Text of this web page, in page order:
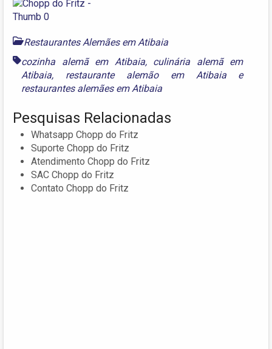
Restaurantes Alemães em Atibaia
cozinha alemã em Atibaia, culinária alemã em
Atibaia, restaurante alemão em Atibaiae
restaurantes alemães em Atibaia
Pesquisas Relacionadas
Whatsapp Chopp do Fritz
Suporte Chopp do Fritz
Atendimento Chopp do Fritz
SAC Chopp do Fritz
Contato Chopp do Fritz